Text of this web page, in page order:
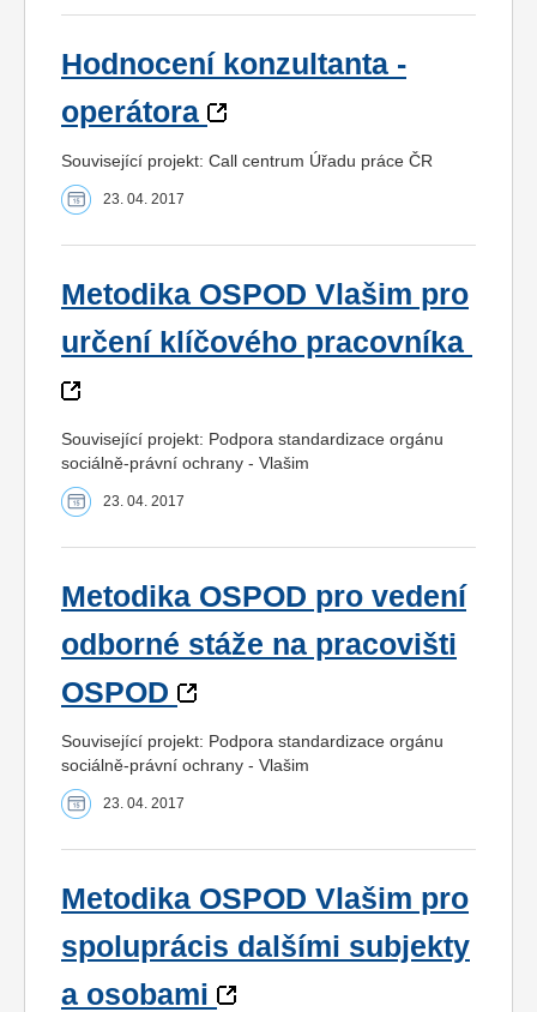
Hodnocení konzultanta -
operátora
Související projekt: Call centrum Úřadu práce ČR
23. 04. 2017
Metodika OSPOD Vlašim pro
určení klíčového pracovníka
Související projekt: Podpora standardizace orgánu
sociálně-právní ochrany - Vlašim
23. 04. 2017
Metodika OSPOD pro vedení
odborné stáže na pracovišti
OSPOD
Související projekt: Podpora standardizace orgánu
sociálně-právní ochrany - Vlašim
23. 04. 2017
Metodika OSPOD Vlašim pro
spoluprácis dalšími subjekty
a osobami